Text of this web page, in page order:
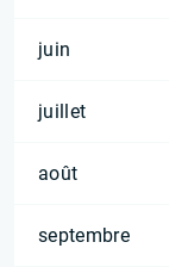
juin
juillet
août
septembre